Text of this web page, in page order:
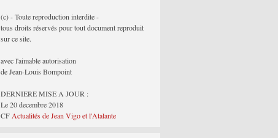
(c) - Toute reproduction interdite -
tous droits réservés pour tout document reproduit
sur ce site.
avec l'aimable autorisation
de Jean-Louis Bompoint
DERNIERE MISE A JOUR :
Le 20 decembre 2018
CF Actualités de Jean Vigo et l'Atalante